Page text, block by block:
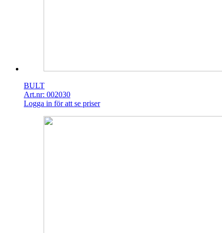
BULT
Art.nr: 002030
Logga in för att se priser